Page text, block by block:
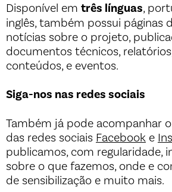
Disponível em três línguas,
inglês, também possui páginas
notícias sobre o projeto,
documentos técnicos,
conteúdos, e eventos.
Siga-nos nas redes sociais
Também já pode acompanhar
das redes sociais Facebook e
publicamos, com regularidade,
sobre o que fazemos, onde e
de sensibilização e muito mais.